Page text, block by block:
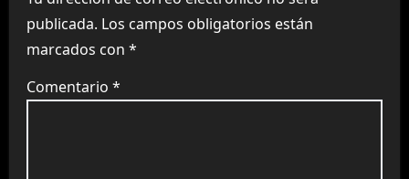
publicada. Los campos obligatorios están
marcados con *
Comentario *